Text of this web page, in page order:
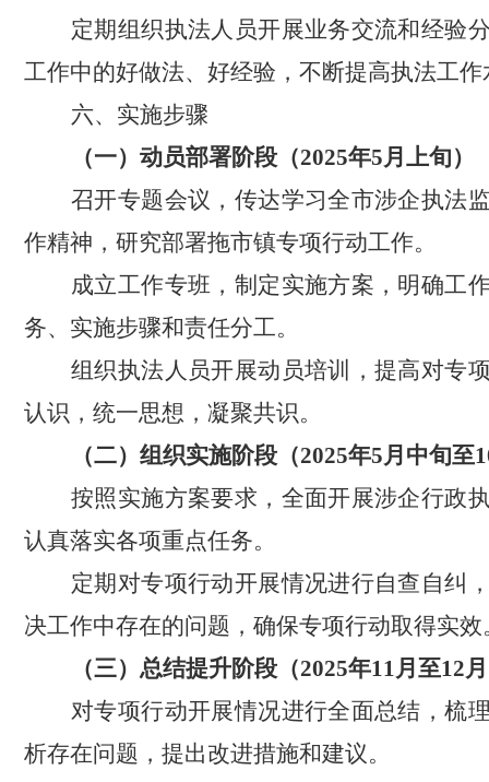
定期组织执法人员开展业务交流和经验
工作中的好做法、好经验，不断提高执法工作
六、实施步骤
（一）动员部署阶段（2025年5月上旬）
召开专题会议，传达学习全市涉企执法
作精神，研究部署拖市镇专项行动工作。
成立工作专班，制定实施方案，明确工
务、实施步骤和责任分工。
组织执法人员开展动员培训，提高对专
认识，统一思想，凝聚共识。
（二）组织实施阶段（2025年5月中旬至
按照实施方案要求，全面开展涉企行政
认真落实各项重点任务。
定期对专项行动开展情况进行自查自纠
决工作中存在的问题，确保专项行动取得实效
（三）总结提升阶段（2025年11月至12月
对专项行动开展情况进行全面总结，梳
析存在问题，提出改进措施和建议。